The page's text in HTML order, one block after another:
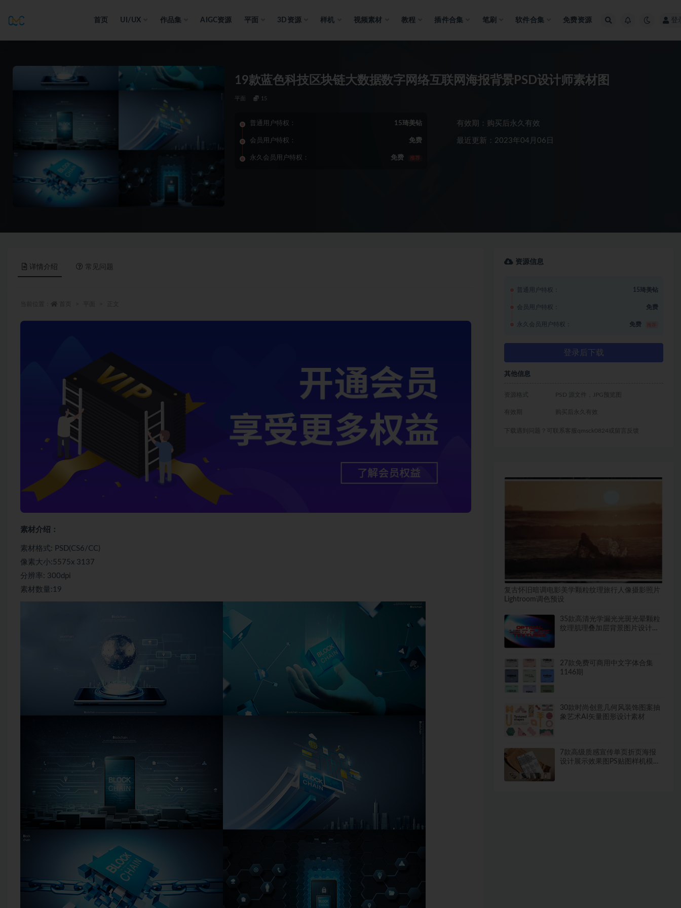
首页 UI/UX 作品集 AIGC资源 平面 3D资源 样机 视频素材 教程 插件合集 笔刷 软件合集 免费资源 登
19款蓝色科技区块链大数据数字网络互联网海报背景PSD设计师素材图
平面 15
普通用户特权： 15琦美钻
会员用户特权： 免费
永久会员用户特权： 免费 推荐
有效期：购买后永久有效
最近更新：2023年04月06日
详情介绍 常见问题
素材介绍：
素材格式: PSD(CS6/CC)
像素大小:5575x 3137
分辨率: 300dpi
素材数量:19
资源信息
普通用户特权： 15琦美钻
会员用户特权： 免费
永久会员用户特权： 免费
登录后下载
其他信息
资源格式 PSD 源文件，JPG预览图
有效期 购买后永久有效
下载遇到问题？可联系客服qmsck0824或留言反馈
复古怀旧暗调电影美学颗粒纹理旅行人像摄影照片
Lightroom调色预设
35款高清光学漏光光斑光晕颗粒
纹理肌理叠加层背景图片设计素
27款免费可商用中文字体合集
1146期
30款时尚创意几何风装饰图案抽
象艺术AI矢量图形设计素材
7款高级质感宣传单页折页海报
设计展示效果图PS贴图样机模板